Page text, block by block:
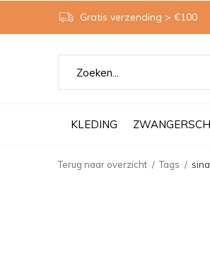
KLEDING
Gratis verzending > €100
Terug naar overzicht Tags